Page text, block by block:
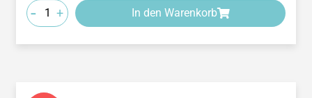
- + In den Warenkorb